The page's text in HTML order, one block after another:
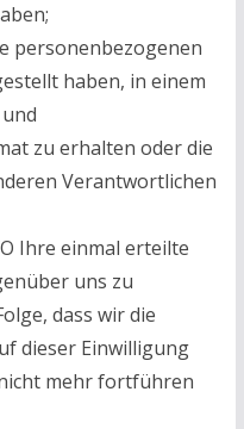
personenbezogenen
haben, in einem
zu erhalten oder die
Verantwortlichen
Ihre einmal erteilte
uns zu
dass wir die
dieser Einwilligung
mehr fortführen